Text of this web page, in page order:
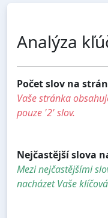
Analýza
Počet slov na
Vaše stránka
pouze '2' slov.
Nejčastější slova
Mezi nejčastějšími
nacházet Vaše